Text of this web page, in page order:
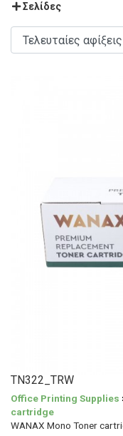
Σελίδες
TN322_TRW
Office Printing Supplies
cartridge
WANAX Mono Toner